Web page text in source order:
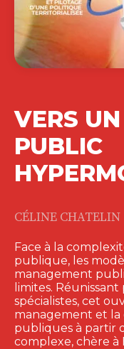
VERS
PUBLIC
CÉLINE CHATELIN
Face à la
publique, les
management
limites.
spécialistes, cet
management et
publiques à partir
complexe, chère à